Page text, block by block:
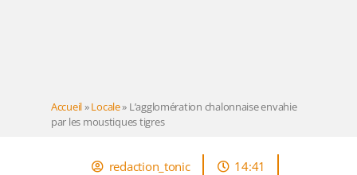
Accueil»Locale» L’agglomération chalonnaise envahie
par les moustiques tigres
redaction_tonic
14:41